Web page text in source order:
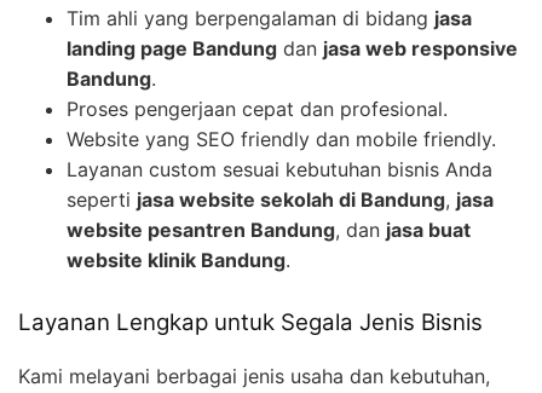
Tim ahli yang berpengalaman di bidang jasa
landing page Bandung dan jasa web responsive
Bandung.
Proses pengerjaan cepat dan profesional.
Website yang SEO friendly dan mobile friendly.
Layanan custom sesuai kebutuhan bisnis Anda
seperti jasa website sekolah di Bandung, jasa
website pesantren Bandung, dan jasa buat
website klinik Bandung.
Layanan Lengkap untuk Segala Jenis Bisnis
Kami melayani berbagai jenis usaha dan kebutuhan,